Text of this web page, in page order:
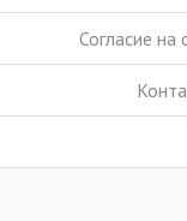
Согласие